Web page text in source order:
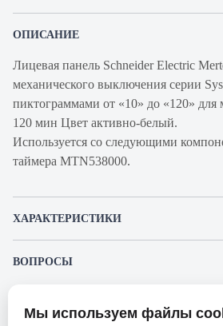
ОПИСАНИЕ
Лицевая панель Schneider Electric
механического выключения серии
пиктограммами от «10» до «120» для
120 мин Цвет активно-белый.
Используется со следующими
таймера MTN538000.
ХАРАКТЕРИСТИКИ
Производитель
ВОПРОСЫ
Представленные изображения и характеристики
Мы используем файлы